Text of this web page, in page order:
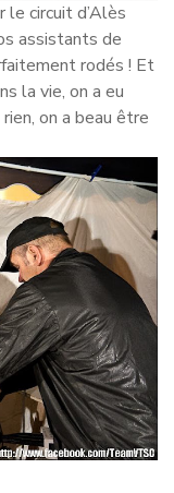
le circuit d’Alès
assistants de
rodés ! Et
la vie, on a eu
on a beau être